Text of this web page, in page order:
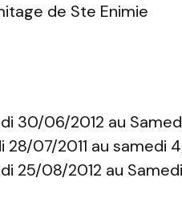
de Ste Enimie
30/06/2012 au
28/07/2011 au samedi
25/08/2012 au